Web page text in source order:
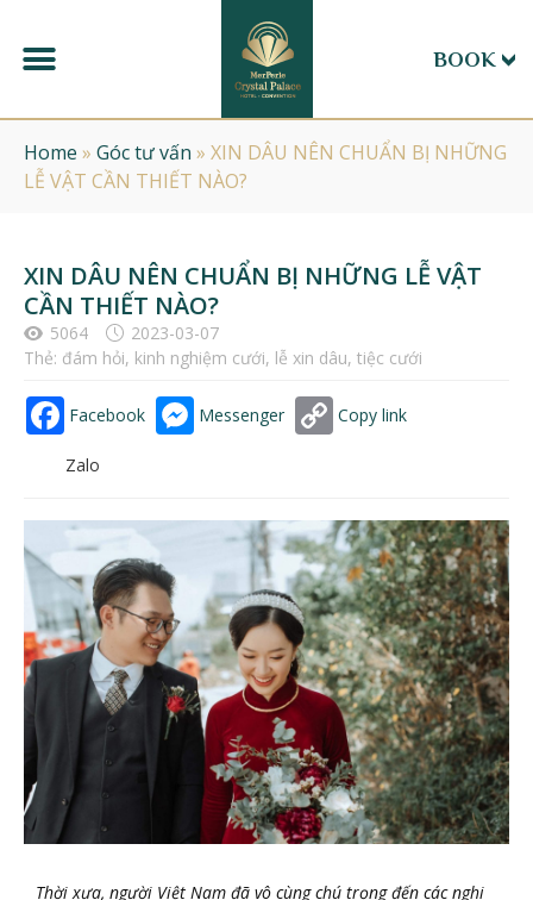
BOOK
Home » Góc tư vấn » XIN DÂU NÊN CHUẨN BỊ NHỮNG
LỄ VẬT CẦN THIẾT NÀO?
XIN DÂU NÊN CHUẨN BỊ NHỮNG LỄ VẬT
CẦN THIẾT NÀO?
5064
2023-03-07
Thẻ: đám hỏi, kinh nghiệm cưới, lễ xin dâu, tiệc cưới
Facebook Messenger Copy link
Zalo
Thời xưa, người Việt Nam đã vô cùngchú trọng đến các nghi